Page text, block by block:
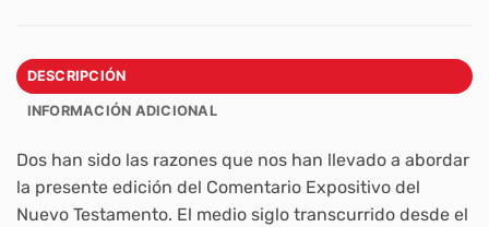
DESCRIPCIÓN
INFORMACIÓN ADICIONAL
Dos han sido las razones que nos han llevado a abordar
la presente edición del Comentario Expositivo del
Nuevo Testamento. El medio siglo transcurrido desde el